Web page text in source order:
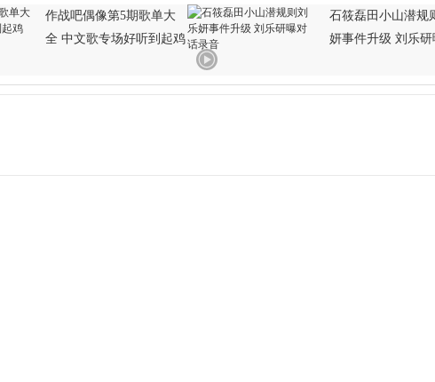
作战吧偶像第5期歌单大
全 中文歌专场好听到起鸡
石筱磊田小山潜规
妍事件升级 刘乐